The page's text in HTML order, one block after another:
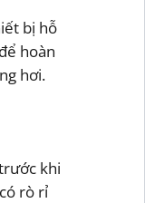
bị hỗ
để hoàn
hơi.
khi
rò rỉ